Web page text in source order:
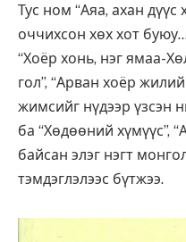
Тус ном “Аяа, ахан дүүс
оччихсон хөх хот
“Хоёр хонь, нэг ямаа-
гол”, “Арван хоёр
жимсийг нүдээр үзсэн
ба “Хөдөөний хүмүүс”,
байсан элэг нэгт
тэмдэглэлээс бүтжээ.